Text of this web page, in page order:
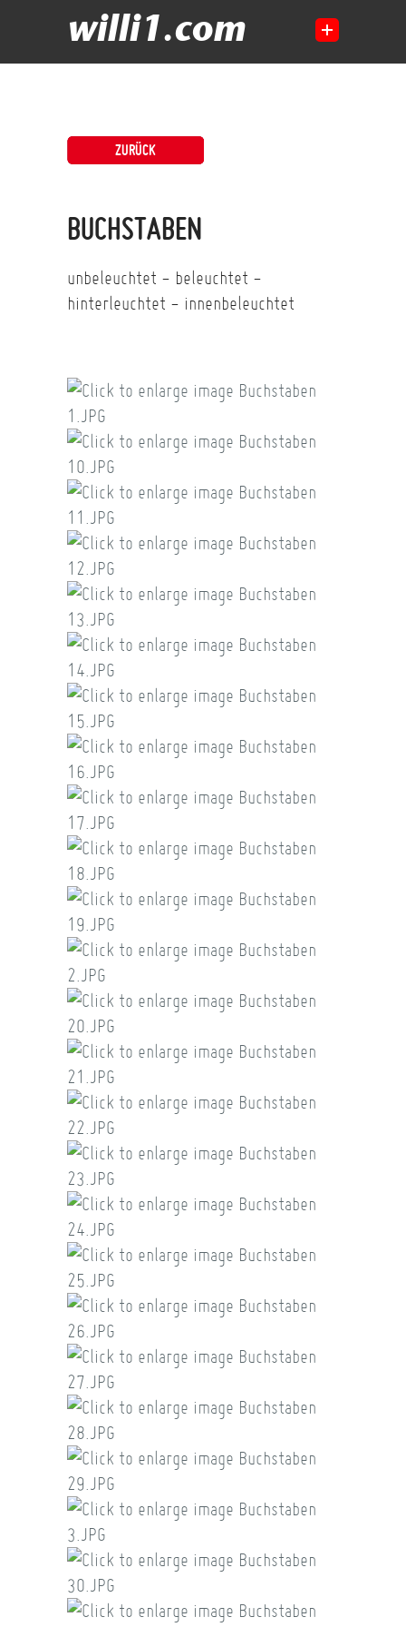
willi1.com
ZURÜCK
BUCHSTABEN
unbeleuchtet - beleuchtet -
hinterleuchtet - innenbeleuchtet